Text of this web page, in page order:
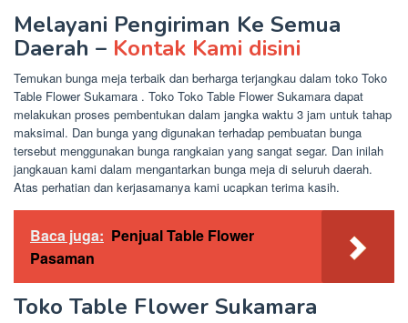
Melayani Pengiriman Ke Semua
Daerah – Kontak Kami disini
Temukan bunga meja terbaik dan berharga terjangkau dalam toko Toko
Table Flower Sukamara . Toko Toko Table Flower Sukamara dapat
melakukan proses pembentukan dalam jangka waktu 3 jam untuk tahap
maksimal. Dan bunga yang digunakan terhadap pembuatan bunga
tersebut menggunakan bunga rangkaian yang sangat segar. Dan inilah
jangkauan kami dalam mengantarkan bunga meja di seluruh daerah.
Atas perhatian dan kerjasamanya kami ucapkan terima kasih.
Baca juga: Penjual Table Flower
Pasaman
Toko Table Flower Sukamara